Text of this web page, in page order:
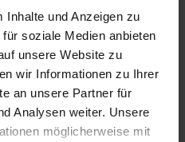
Inhalte und Anzeigen zu
soziale Medien anbieten
unsere Website zu
wir Informationen zu Ihrer
an unsere Partner für
Analysen weiter. Unsere
möglicherweise mit
sind verfübar...... mehr
Headsets ansehen